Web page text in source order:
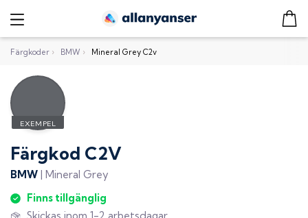
Färgkoder › BMW › Mineral Grey C2v
Färgkod C2V
BMW | Mineral Grey
Finns tillgänglig